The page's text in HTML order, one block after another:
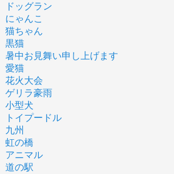
ドッグラン
にゃんこ
猫ちゃん
黒猫
暑中お見舞い申し上げます
愛猫
花火大会
ゲリラ豪雨
小型犬
トイプードル
九州
虹の橋
アニマル
道の駅